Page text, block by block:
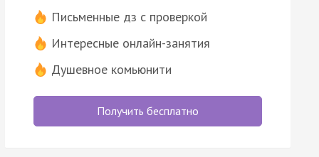
Письменные дз с проверкой
Интересные онлайн-занятия
Душевное комьюнити
Получить бесплатно